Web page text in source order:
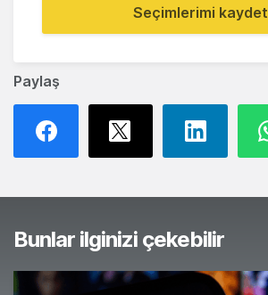
Paylaş
Seçimlerimi kaydet
Bunlar ilginizi çekebilir